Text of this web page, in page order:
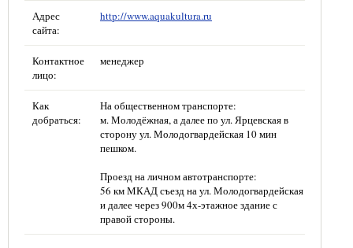
Адрес
сайта:
http://www.aquakultura.ru
Контактное
лицо:
менеджер
Как
добраться:
На общественном транспорте:
м. Молодёжная, а далее по ул. Ярцевская в
сторону ул. Молодогвардейская 10 мин
пешком.
Проезд на личном автотранспорте:
56 км МКАД съезд на ул. Молодогвардейская
и далее через 900м 4х-этажное здание с
правой стороны.